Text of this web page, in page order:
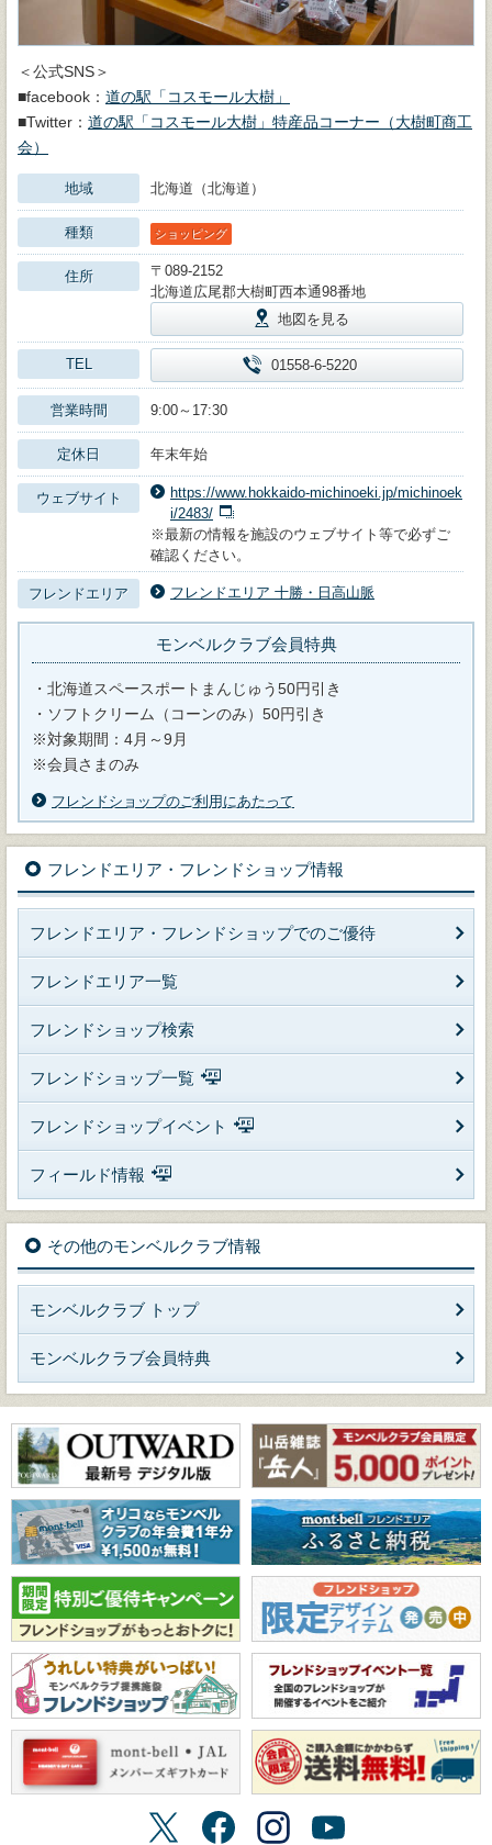
＜公式SNS＞
■facebook： 道の駅「コスモール大樹」
■Twitter： 道の駅「コスモール大樹」特産品コーナー（大樹町商工
会）
地域 北海道（北海道）
種類 ショッピング
住所
〒089-2152
北海道広尾郡大樹町西本通98番地
地図を見る
TEL 01558-6-5220
営業時間 9:00～17:30
定休日 年末年始
ウェブサイト
https://www.hokkaido-michinoeki.jp/michinoek
i/2483/
※最新の情報を施設のウェブサイト等で必ずご
確認ください。
フレンドエリア フレンドエリア 十勝・日高山脈
モンベルクラブ会員特典
・北海道スペースポートまんじゅう50円引き
・ソフトクリーム（コーンのみ）50円引き
※対象期間：4月～9月
※会員さまのみ
フレンドショップのご利用にあたって
フレンドエリア・フレンドショップ情報
フレンドエリア・フレンドショップでのご優待
フレンドエリア一覧
フレンドショップ検索
フレンドショップ一覧
フレンドショップイベント
フィールド情報
その他のモンベルクラブ情報
モンベルクラブ トップ
モンベルクラブ会員特典